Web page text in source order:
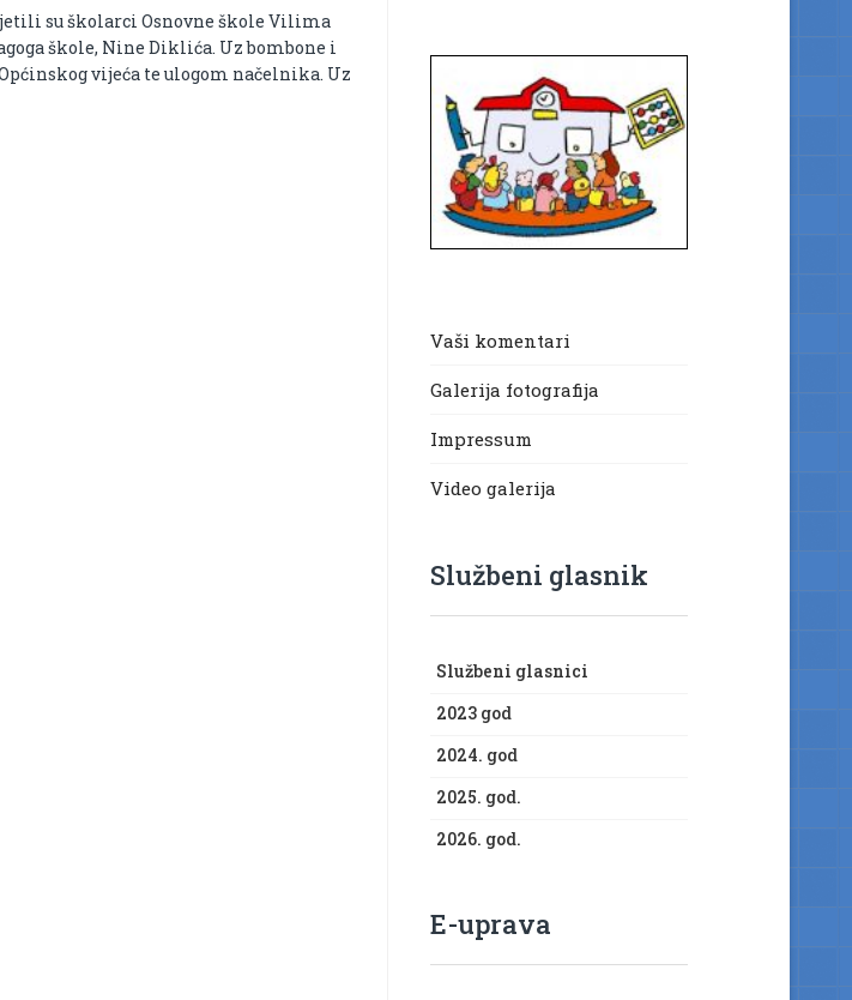
su školarci Osnovne škole Vilima
škole, Nine Diklića. Uz bombone i
vijeća te ulogom načelnika. Uz
Vaši komentari
Galerija fotografija
Impressum
Video galerija
Službeni glasnik
Službeni glasnici
2023 god
2024. god
2025. god.
2026. god.
E-uprava